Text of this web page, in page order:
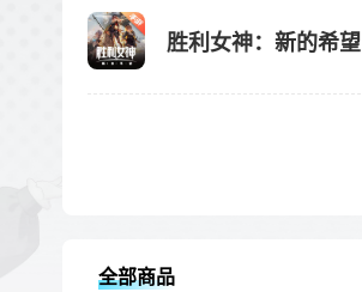
胜利女神：新的希望
全部商品